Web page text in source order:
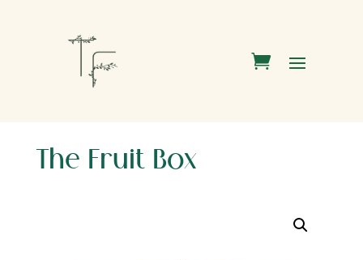
The Fruit Box